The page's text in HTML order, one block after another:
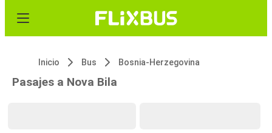
Inicio Bus Bosnia-Herzegovina
Pasajes a Nova Bila